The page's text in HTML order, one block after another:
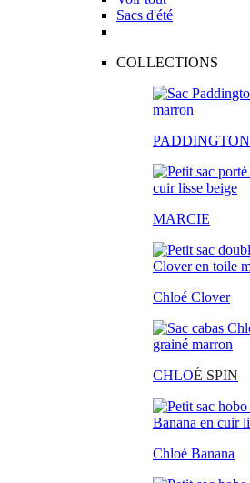
Sacs d'été
COLLECTIONS
PADDINGTON
MARCIE
Chloé Clover
CHLOÉ SPIN
Chloé Banana